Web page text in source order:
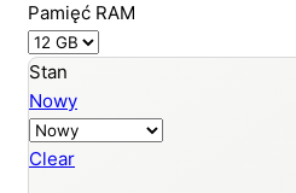
Pamięć RAM
Stan
Nowy
Clear